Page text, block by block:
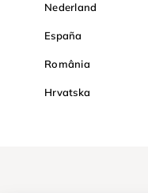
Nederland
España
România
Hrvatska